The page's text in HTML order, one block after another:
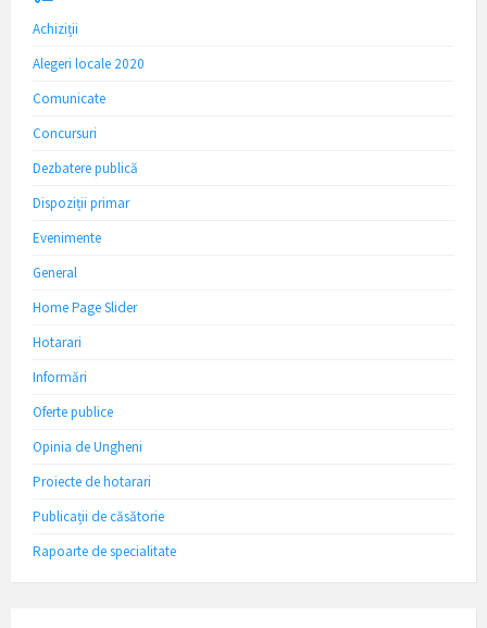
Achiziții
Alegeri locale 2020
Comunicate
Concursuri
Dezbatere publică
Dispoziții primar
Evenimente
General
Home Page Slider
Hotarari
Informări
Oferte publice
Opinia de Ungheni
Proiecte de hotarari
Publicații de căsătorie
Rapoarte de specialitate